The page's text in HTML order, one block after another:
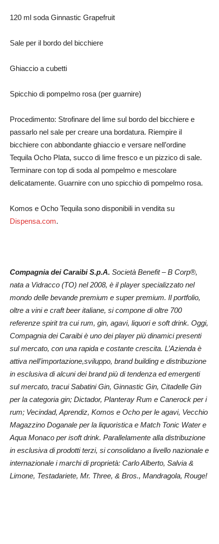
120 ml soda Ginnastic Grapefruit
Sale per il bordo del bicchiere
Ghiaccio a cubetti
Spicchio di pompelmo rosa (per guarnire)
Procedimento: Strofinare del lime sul bordo del bicchiere e
passarlo nel sale per creare una bordatura. Riempire il
bicchiere con abbondante ghiaccio e versare nell’ordine
Tequila Ocho Plata, succo di lime fresco e un pizzico di sale.
Terminare con top di soda al pompelmo e mescolare
delicatamente. Guarnire con uno spicchio di pompelmo rosa.
Komos e Ocho Tequila sono disponibili in vendita su
Dispensa.com.
Compagnia dei Caraibi S.p.A. Società Benefit – B Corp®,
nata a Vidracco (TO) nel 2008, è il player specializzato nel
mondo delle bevande premium e super premium. Il portfolio,
oltre a vini e craft beer italiane, si compone di oltre 700
referenze spirit tra cui rum, gin, agavi, liquori e soft drink. Oggi,
Compagnia dei Caraibi è uno dei player più dinamici presenti
sul mercato, con una rapida e costante crescita. L’Azienda è
attiva nell’importazione,sviluppo, brand building e distribuzione
in esclusiva di alcuni dei brand più di tendenza ed emergenti
sul mercato, tracui Sabatini Gin, Ginnastic Gin, Citadelle Gin
per la categoria gin; Dictador, Planteray Rum e Canerock per i
rum; Vecindad, Aprendiz, Komos e Ocho per le agavi, Vecchio
Magazzino Doganale per la liquoristica e Match Tonic Water e
Aqua Monaco per isoft drink. Parallelamente alla distribuzione
in esclusiva di prodotti terzi, si consolidano a livello nazionale e
internazionale i marchi di proprietà: Carlo Alberto, Salvia &
Limone, Testadariete, Mr. Three, & Bros., Mandragola, Rouge!